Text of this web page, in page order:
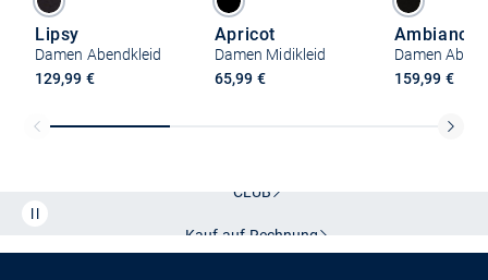
Lipsy
Damen Abendkleid
129,99 €
Apricot
Damen Midikleid
65,99 €
Ambiance
Damen
159,99 €
CLUB
Kauf auf Rechnung